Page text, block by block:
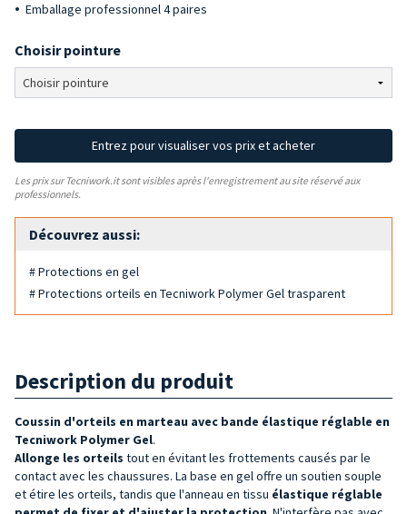
Emballage professionnel 4 paires
Choisir pointure
Entrez pour visualiser vos prix et acheter
Les prix sur Tecniwork.it sont visibles après l'enregistrement au site réservé aux
professionnels.
Découvrez aussi:
# Protections en gel
# Protections orteils en Tecniwork Polymer Gel trasparent
Description du produit
Coussin d'orteils en marteau avec bande élastique réglable en
Tecniwork Polymer Gel.
Allonge les orteils tout en évitant les frottements causés par le
contact avec les chaussures. La base en gel offre un soutien souple
et étire les orteils, tandis que l'anneau en tissu élastique réglable